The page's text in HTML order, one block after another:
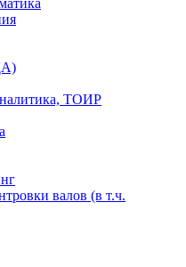
ТОИР
валов (в т.ч.